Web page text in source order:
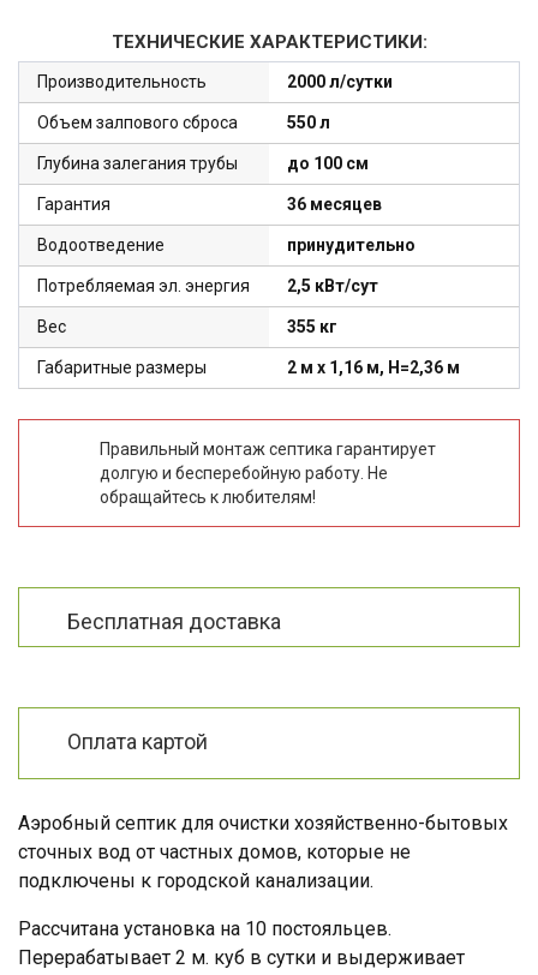
ТЕХНИЧЕСКИЕ ХАРАКТЕРИСТИКИ:
Производительность 2000 л/сутки
Объем залпового сброса 550 л
Глубина залегания трубы до 100 см
Гарантия 36 месяцев
Водоотведение принудительно
Потребляемая эл. энергия 2,5 кВт/сут
Вес 355 кг
Габаритные размеры 2 м x 1,16 м, H=2,36 м
Правильный монтаж септика гарантирует
долгую и бесперебойную работу. Не
обращайтесь к любителям!
Бесплатная доставка
Оплата картой
Аэробный септик для очистки хозяйственно-бытовых
сточных вод от частных домов, которые не
подключены к городской канализации.
Рассчитана установка на 10 постояльцев.
Перерабатывает 2 м. куб в сутки и выдерживает